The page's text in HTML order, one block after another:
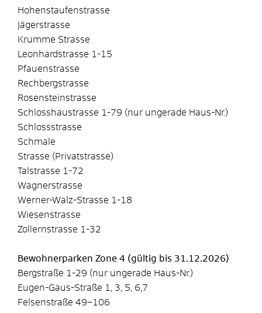
Hohenstaufenstrasse
Jägerstrasse
Krumme Strasse
Leonhardstrasse 1-15
Pfauenstrasse
Rechbergstrasse
Rosensteinstrasse
Schlosshaustrasse 1-79 (nur ungerade Haus-Nr.)
Schlossstrasse
Schmale
Strasse (Privatstrasse)
Talstrasse 1-72
Wagnerstrasse
Werner-Walz-Strasse 1-18
Wiesenstrasse
Zollernstrasse 1-32
Bewohnerparken Zone 4 (gültig bis 31.12.2026)
Bergstraße 1-29 (nur ungerade Haus-Nr.)
Eugen-Gaus-Straße 1, 3, 5, 6,7
Felsenstraße 49–106